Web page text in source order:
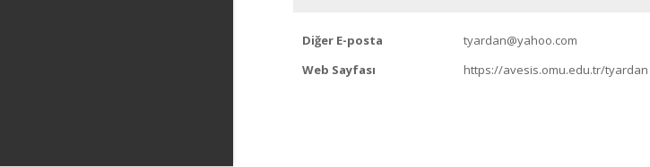
Diğer E-posta
tyardan@yahoo.com
Web Sayfası
https://avesis.omu.edu.tr/tyardan